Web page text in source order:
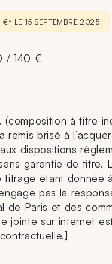
€* LE 15 SEPTEMBRE 2025
/ 140 €
(composition à titre
remis brisé à
dispositions
garantie de titre.
titrage étant donnée
pas la
de Paris et des
jointe sur internet